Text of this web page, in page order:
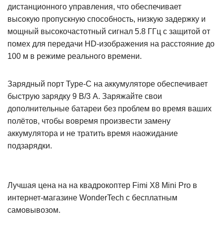
дистанционного управления, что обеспечивает
высокую пропускную способность, низкую задержку и
мощный высокочастотный сигнал 5.8 ГГц с защитой от
помех для передачи HD-изображения на расстояние до
100 м в режиме реального времени.
Зарядный порт Type-C на аккумуляторе обеспечивает
быструю зарядку 9 В/3 А. Заряжайте свои
дополнительные батареи без проблем во время ваших
полётов, чтобы вовремя произвести замену
аккумулятора и не тратить время наожидание
подзарядки.
Лучшая цена на на квадрокоптер Fimi X8 Mini Pro в
интернет-магазине WonderTech с бесплатным
самовывозом.